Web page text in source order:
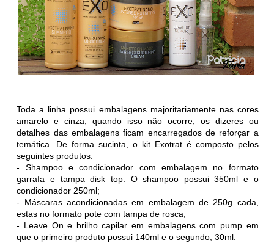
Toda a linha possui embalagens majoritariamente nas cores
amarelo e cinza; quando isso não ocorre, os dizeres ou
detalhes das embalagens ficam encarregados de reforçar a
temática. De forma sucinta, o kit Exotrat é composto pelos
seguintes produtos:
- Shampoo e condicionador com embalagem no formato
garrafa e tampa disk top. O shampoo possui 350ml e o
condicionador 250ml;
- Máscaras acondicionadas em embalagem de 250g cada,
estas no formato pote com tampa de rosca;
- Leave On e brilho capilar em embalagens com pump em
que o primeiro produto possui 140ml e o segundo, 30ml.